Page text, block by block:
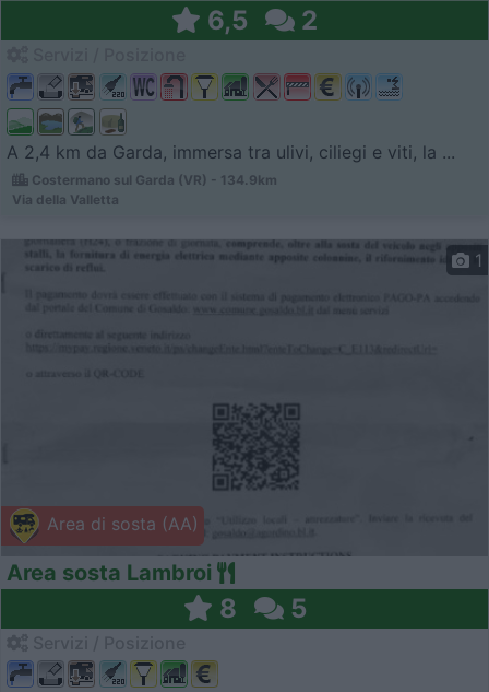
6,5 2
A 2,4 km da Garda, immersa tra ulivi, ciliegi e viti, la ...
Costermano sul Garda (VR) - 134.9km
Via della Valletta
Area di sosta (AA)
1
Area sosta Lambroi
8 5